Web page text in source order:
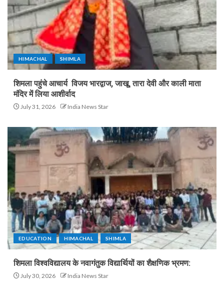
HIMACHAL SHIMLA
शिमला पहुंचे आचार्य विजय भारद्वाज, जाखू, तारा देवी और काली माता
मंदिर में लिया आशीर्वाद
July 31, 2026 India News Star
EDUCATION HIMACHAL SHIMLA
शिमला विश्वविद्यालय के नवागंतुक विद्यार्थियों का शैक्षणिक भ्रमण:
July 30, 2026 India News Star